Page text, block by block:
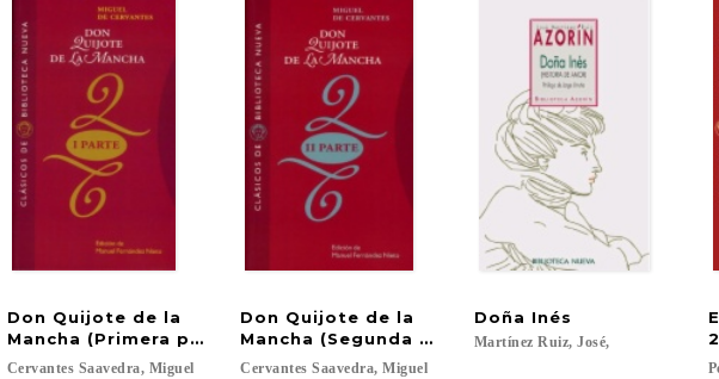
Don Quijote de la
Mancha (Primera parte)
Cervantes Saavedra, Miguel
Don Quijote de la
Mancha (Segunda parte)
Cervantes Saavedra, Miguel
Doña Inés
Martínez Ruiz, José,